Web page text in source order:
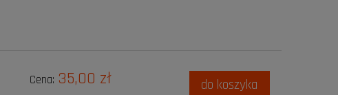
Cena: 35,00 zł do koszyka